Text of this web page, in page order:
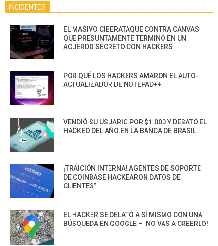
INCIDENTES
EL MASIVO CIBERATAQUE CONTRA CANVAS
QUE PRESUNTAMENTE TERMINÓ EN UN
ACUERDO SECRETO CON HACKERS
POR QUÉ LOS HACKERS AMARON EL AUTO-
ACTUALIZADOR DE NOTEPAD++
VENDIÓ SU USUARIO POR $1.000 Y DESATÓ EL
HACKEO DEL AÑO EN LA BANCA DE BRASIL
¡TRAICIÓN INTERNA! AGENTES DE SOPORTE
DE COINBASE HACKEARON DATOS DE
CLIENTES”
EL HACKER SE DELATÓ A SÍ MISMO CON UNA
BÚSQUEDA EN GOOGLE – ¡NO VAS A CREERLO!